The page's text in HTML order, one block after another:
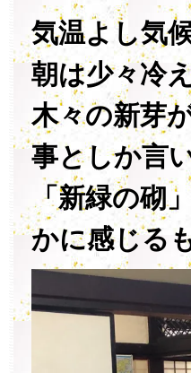
気温よし気
朝は少々冷
木々の新芽
事としか言
「新緑の砌
かに感じる